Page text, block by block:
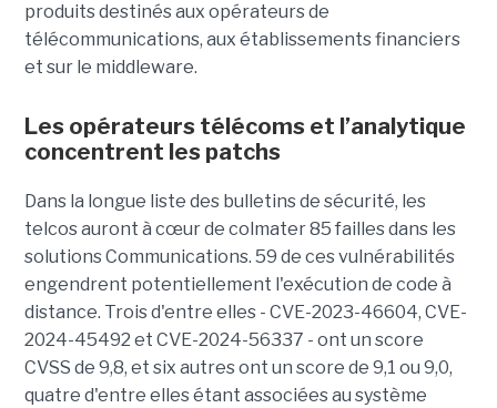
produits destinés aux opérateurs de
télécommunications, aux établissements financiers
et sur le middleware.
Les opérateurs télécoms et l’analytique
concentrent les patchs
Dans la longue liste des bulletins de sécurité, les
telcos auront à cœur de colmater 85 failles dans les
solutions Communications. 59 de ces vulnérabilités
engendrent potentiellement l'exécution de code à
distance. Trois d'entre elles - CVE-2023-46604, CVE-
2024-45492 et CVE-2024-56337 - ont un score
CVSS de 9,8, et six autres ont un score de 9,1 ou 9,0,
quatre d'entre elles étant associées au système